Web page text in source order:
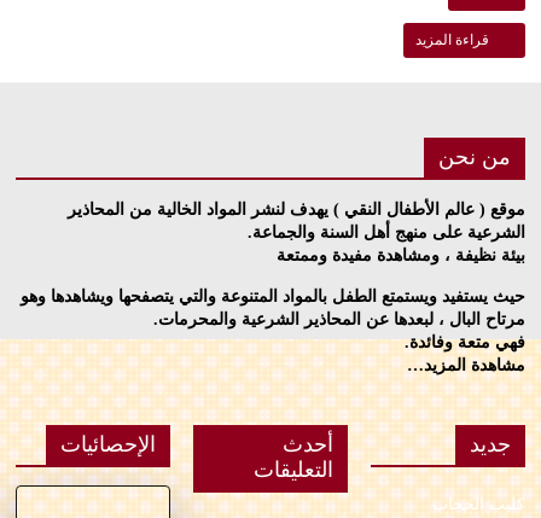
قراءة المزيد
من نحن
موقع ( عالم الأطفال النقي ) يهدف لنشر المواد الخالية من المحاذير
الشرعية على منهج أهل السنة والجماعة.
بيئة نظيفة ، ومشاهدة مفيدة وممتعة
حيث يستفيد ويستمتع الطفل بالمواد المتنوعة والتي يتصفحها ويشاهدها وهو
مرتاح البال ، لبعدها عن المحاذير الشرعية والمحرمات.
فهي متعة وفائدة.
مشاهدة المزيد…
جديد
كليب الحجاب
أحدث
التعليقات
الإحصائيات